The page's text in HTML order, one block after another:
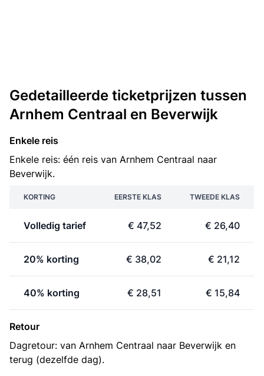
Gedetailleerde ticketprijzen tussen
Arnhem Centraal en Beverwijk
Enkele reis
Enkele reis: één reis van Arnhem Centraal naar
Beverwijk.
KORTING EERSTE KLAS TWEEDE KLAS
Volledig tarief € 47,52 € 26,40
20% korting € 38,02 € 21,12
40% korting € 28,51 € 15,84
Retour
Dagretour: van Arnhem Centraal naar Beverwijk en
terug (dezelfde dag).